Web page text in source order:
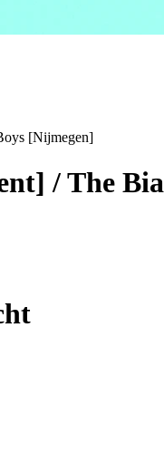
[Nijmegen]
/ The